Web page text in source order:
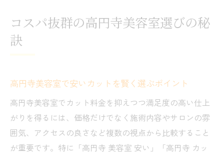
コスパ抜群の高円寺美容室選びの秘
訣
高円寺美容室で安いカットを賢く選ぶポイント
高円寺美容室でカット料金を抑えつつ満足度の高い仕上
がりを得るには、価格だけでなく施術内容やサロンの雰
囲気、アクセスの良さなど複数の視点から比較すること
が重要です。特に「高円寺 美容室 安い」「高円寺 カッ